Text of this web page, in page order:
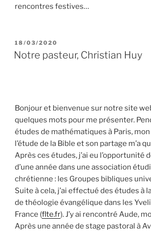
rencontres festives…
PUBLIÉ
LE
18/03/2020
Notre pasteur, Christian Huy
Bonjour et bienvenue sur notre site
quelques mots pour me présenter.
études de mathématiques à Paris,
l’étude de la Bible et son partage m’a
Après ces études, j’ai eu l’opportunité
d’une année dans une association
chrétienne : les Groupes bibliques
Suite à cela, j’ai effectué des études à
de théologie évangélique dans les
France (flte.fr). J’y ai rencontré Aude,
Après une année de stage pastoral à